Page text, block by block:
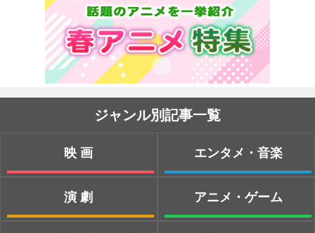
ジャンル別記事一覧
映画
演劇
エンタメ・音楽
アニメ・ゲーム